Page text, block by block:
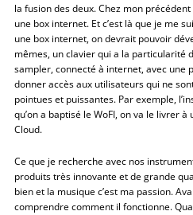
la fusion des deux. Chez mon
une box internet. Et c’est là que je me
une box internet, on devrait pouvoir
mêmes, un clavier qui a la particularité
sampler, connecté à internet, avec une
donner accès aux utilisateurs qui ne
pointues et puissantes. Par exemple,
qu’on a baptisé le WoFI, on va le livrer
Cloud.
Ce que je recherche avec nos
produits très innovante et de grande
bien et la musique c’est ma passion.
comprendre comment il fonctionne.